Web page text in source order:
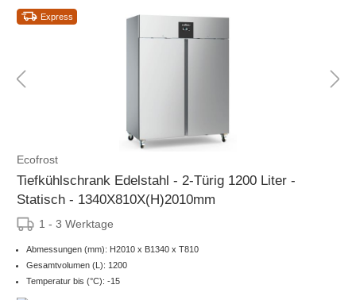
Express
Ecofrost
Tiefkühlschrank Edelstahl - 2-Türig 1200 Liter -
Statisch - 1340X810X(H)2010mm
1 - 3 Werktage
Abmessungen (mm): H2010 x B1340 x T810
Gesamtvolumen (L): 1200
Temperatur bis (°C): -15